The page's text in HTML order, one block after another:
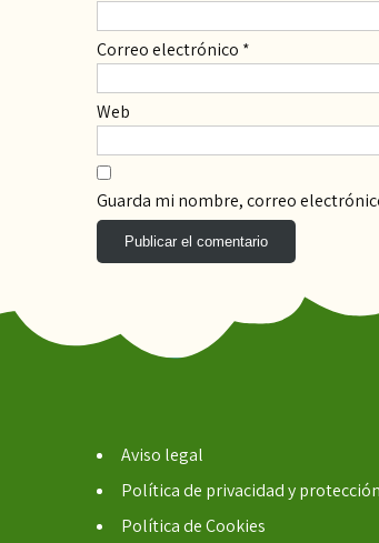
Correo electrónico *
Web
Guarda mi nombre, correo
Aviso legal
Política de privacidad y
Política de Cookies